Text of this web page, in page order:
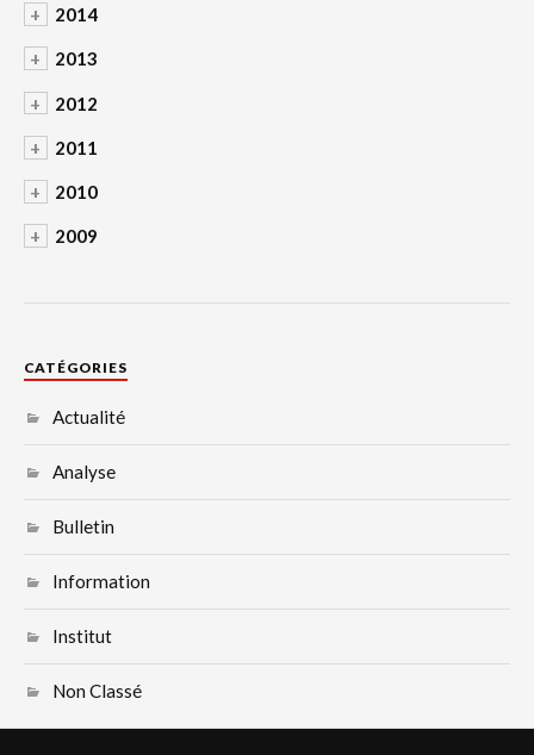
+ 2014
+ 2013
+ 2012
+ 2011
+ 2010
+ 2009
CATÉGORIES
Actualité
Analyse
Bulletin
Information
Institut
Non Classé